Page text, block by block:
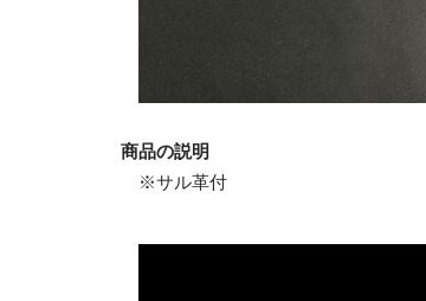
商品の説明
※サル革付